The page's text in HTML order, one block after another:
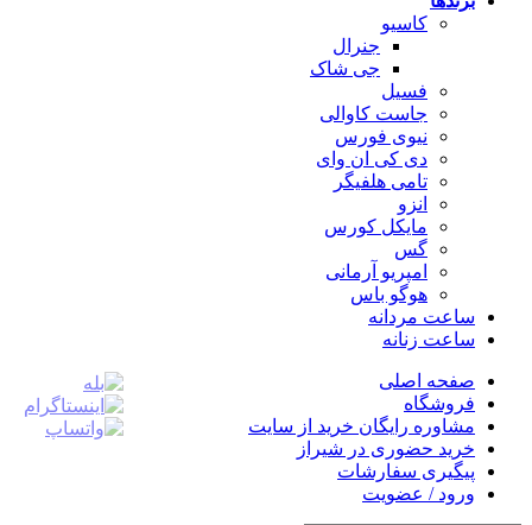
کاسیو
جنرال
جی شاک
فسیل
جاست کاوالی
نیوی فورس
دی کی ان وای
تامی هلفیگر
انزو
مایکل کورس
گس
امپریو آرمانی
هوگو باس
ساعت مردانه
ساعت زنانه
صفحه اصلی
فروشگاه
مشاوره رایگان خرید از سایت
خرید حضوری در شیراز
پیگیری سفارشات
ورود / عضویت